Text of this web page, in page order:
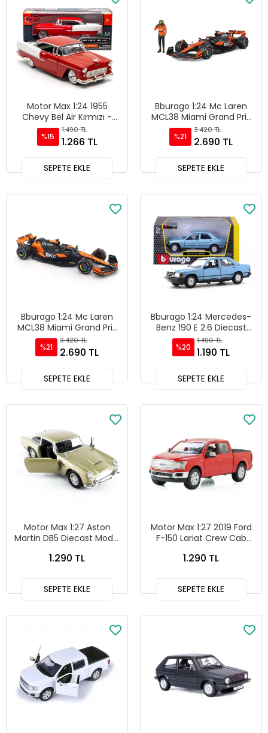
Motor Max 1:24 1955
Chevy Bel Air Kırmızı -
73229
%15
1.490 TL
1.266 TL
SEPETE EKLE
Bburago 1:24 Mc Laren
MCL38 Miami Grand Prix
2024 Lando Norris
Sürücülü - 28040
%21
3.420 TL
2.690 TL
SEPETE EKLE
Bburago 1:24 Mc Laren
MCL38 Miami Grand Prix
2024 - 28033
%21
3.420 TL
2.690 TL
SEPETE EKLE
Bburago 1:24 Mercedes-
Benz 190 E 2.6 Diecast
Model Araba - Mavi
%20
1.490 TL
1.190 TL
SEPETE EKLE
Motor Max 1:27 Aston
Martin DB5 Diecast Model
1.290 TL
SEPETE EKLE
Motor Max 1:27 2019 Ford
F-150 Lariat Crew Cab
Kırmızı - 79363
1.290 TL
SEPETE EKLE